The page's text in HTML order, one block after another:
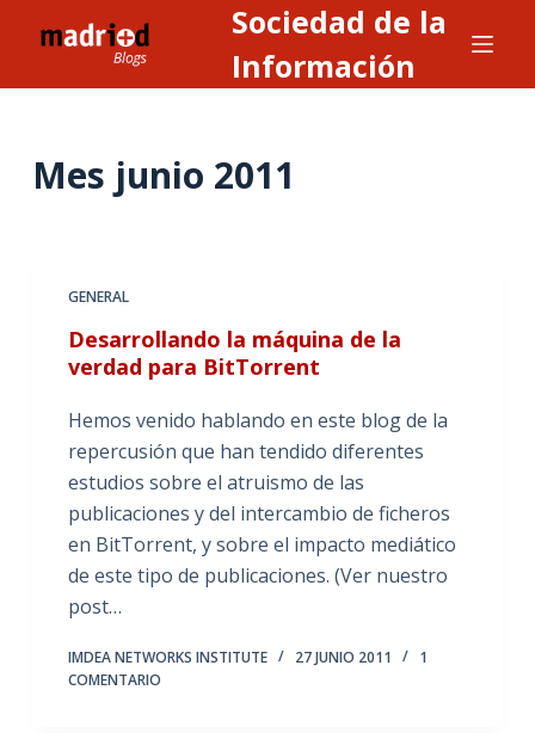
l
Sociedad de la
Información
Mes junio 2011
GENERAL
Desarrollando la máquina de la
verdad para BitTorrent
Hemos venido hablando en este blog de la
repercusión que han tendido diferentes
estudios sobre el atruismo de las
publicaciones y del intercambio de ficheros
en BitTorrent, y sobre el impacto mediático
de este tipo de publicaciones. (Ver nuestro
post…
IMDEA NETWORKS INSTITUTE 27 JUNIO 2011
1
COMENTARIO